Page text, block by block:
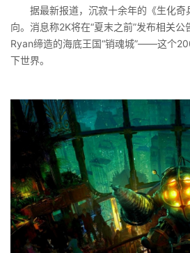
据最新报道，沉寂十余年的《生化奇
向。消息称2K将在“夏末之前”发布相关
Ryan缔造的海底王国“销魂城”——这个
下世界。